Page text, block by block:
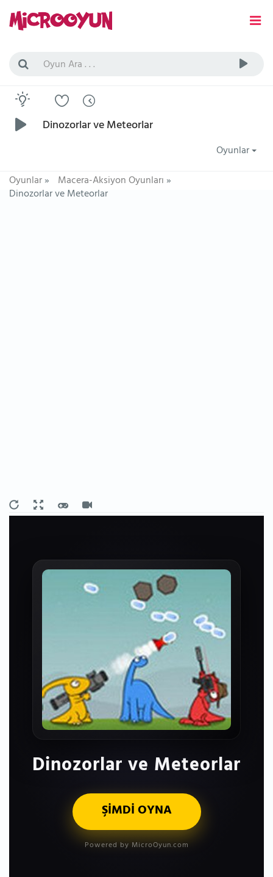
Dinozorlar ve Meteorlar
Oyunlar
Oyunlar» Macera-Aksiyon Oyunları»
Dinozorlar ve Meteorlar
Dinozorlar ve Meteorlar
ŞİMDİ OYNA
Powered by MicroOyun.com